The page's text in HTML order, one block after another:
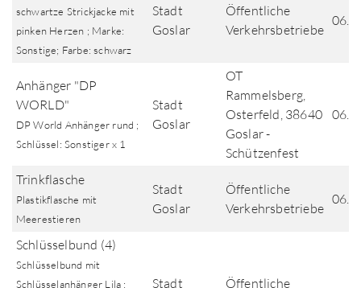
schwartze Strickjacke mit
pinken Herzen ; Marke:
Sonstige; Farbe: schwarz
Stadt
Goslar
Öffentliche
Verkehrsbetriebe
Anhänger "DP
WORLD"
DP World Anhänger rund ;
Schlüssel: Sonstiger x 1
Stadt
Goslar
OT
Rammelsberg,
Osterfeld, 38640
Goslar -
Schützenfest
Trinkflasche
Plastikflasche mit
Meerestieren
Stadt
Goslar
Öffentliche
Verkehrsbetriebe
Schlüsselbund (4)
Schlüsselbund mit
Schlüsselanhänger Lila ;
Stadt Öffentliche